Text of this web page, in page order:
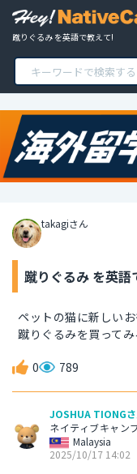
蹴りぐるみ を英語で教えて!
takagiさん
蹴りぐるみ を英語
ペットの猫に新しい
蹴りぐるみを買ってみ
0 789
JOSHUA TIONG
ネイティブキャン
Malaysia
2025/10/17 14:02